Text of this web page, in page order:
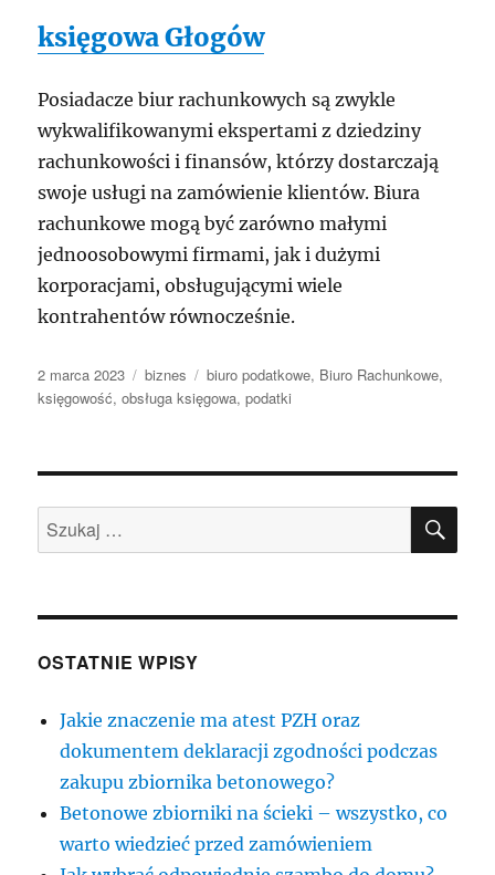
księgowa Głogów
Posiadacze biur rachunkowych są zwykle
wykwalifikowanymi ekspertami z dziedziny
rachunkowości i finansów, którzy dostarczają
swoje usługi na zamówienie klientów. Biura
rachunkowe mogą być zarówno małymi
jednoosobowymi firmami, jak i dużymi
korporacjami, obsługującymi wiele
kontrahentów równocześnie.
Data
publikacji
2 marca 2023 Kategorie
biznes Tagi
biuro podatkowe, Biuro Rachunkowe,
księgowość,obsługa księgowa,podatki
Szukaj:
OSTATNIE WPISY
Jakie znaczenie ma atest PZH oraz
dokumentem deklaracji zgodności podczas
zakupu zbiornika betonowego?
Betonowe zbiorniki na ścieki – wszystko, co
warto wiedzieć przed zamówieniem